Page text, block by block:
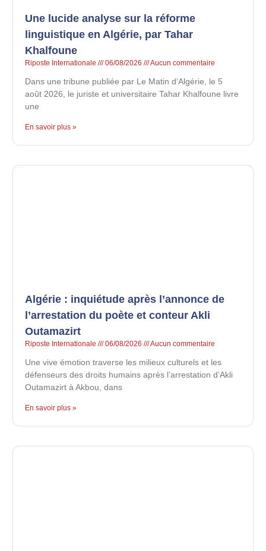
Une lucide analyse sur la réforme
linguistique en Algérie, par Tahar
Khalfoune
Riposte Internationale 06/08/2026 Aucun commentaire
Dans une tribune publiée par Le Matin d’Algérie, le 5
août 2026, le juriste et universitaire Tahar Khalfoune livre
une
En savoir plus »
Algérie : inquiétude après l’annonce de
l’arrestation du poète et conteur Akli
Outamazirt
Riposte Internationale 06/08/2026 Aucun commentaire
Une vive émotion traverse les milieux culturels et les
défenseurs des droits humains après l’arrestation d’Akli
Outamazirt à Akbou, dans
En savoir plus »